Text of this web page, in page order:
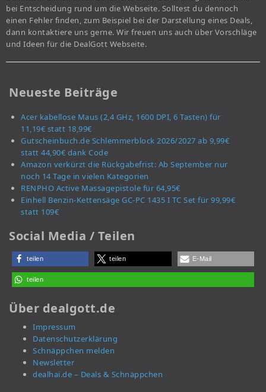
bei Entscheidung rund um die Webseite. Solltest du dennoch
einen Fehler finden, zum Beispiel bei der Darstellung eines Deals,
dann kontaktiere uns gerne. Wir freuen uns auch über Vorschläge
und Ideen für die DealGott Webseite.
Neueste Beiträge
Acer kabellose Maus (2,4 GHz, 1600 DPI, 6 Tasten) für
11,19€ statt 18,99€
Gutscheinbuch.de Schlemmerblock 2026/2027 ab 9,99€
statt 44,90€ dank Code
Amazon verkürzt die Rückgabefrist: Ab September nur
noch 14 Tage in vielen Kategorien
RENPHO Active Massagepistole für 64,95€
Einhell Benzin-Kettensäge GC-PC 1435 I TC Set für 99,99€
statt 109€
Social Media / Teilen
teilen teilen E-Mail
teilen
Über dealgott.de
Impressum
Datenschutzerklärung
Schnäppchen melden
Newsletter
dealhai.de – Deals & Schnäppchen